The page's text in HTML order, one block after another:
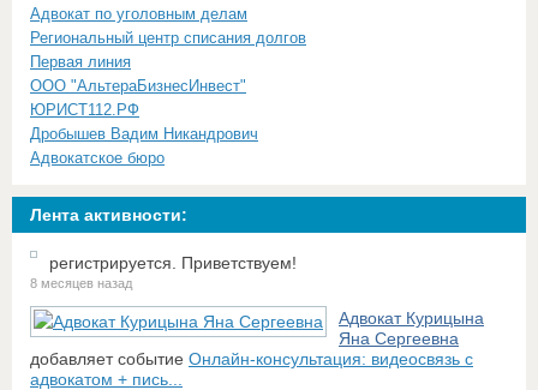
Адвокат по уголовным делам
Региональный центр списания долгов
Первая линия
ООО "АльтераБизнесИнвест"
ЮРИСТ112.РФ
Дробышев Вадим Никандрович
Адвокатское бюро
Лента активности:
регистрируется. Приветствуем!
8 месяцев назад
Адвокат Курицына
Яна Сергеевна
добавляет событие Онлайн-консультация: видеосвязь с
адвокатом + пись...